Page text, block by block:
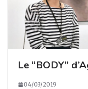
Le “BODY”
04/03/2019